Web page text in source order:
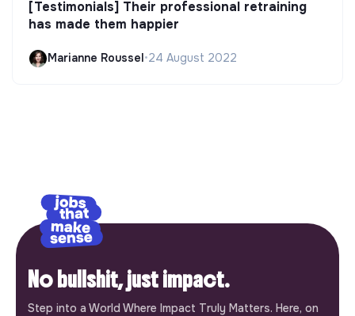
[Testimonials] Their professional retraining
has made them happier
Marianne Roussel •24 August 2022
No bullshit, just impact.
Step into a World Where Impact Truly Matters. Here, on